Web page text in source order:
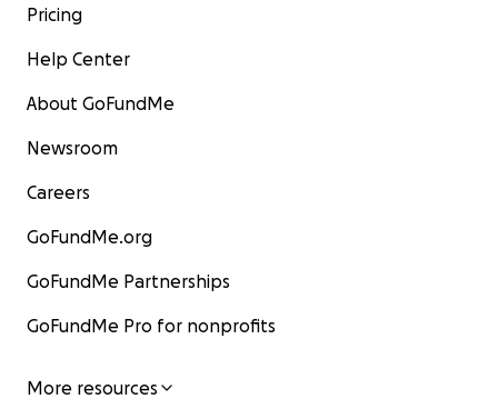
Pricing
Help Center
About GoFundMe
Newsroom
Careers
GoFundMe.org
GoFundMe Partnerships
GoFundMe Pro for nonprofits
More resources